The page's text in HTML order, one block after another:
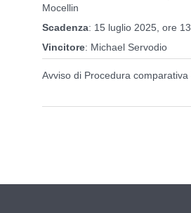
Mocellin
Scadenza: 15 luglio 2025, ore
Vincitore: Michael Servodio
Avviso di Procedura comparativa